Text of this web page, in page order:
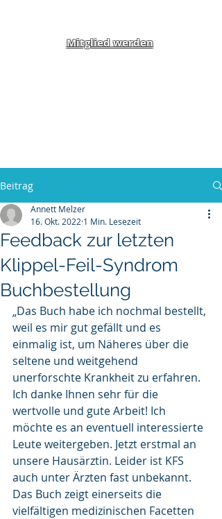
Mitglied werden
Beitrag
Feedback zur letzten
Klippel-Feil-Syndrom
Buchbestellung
Annett Melzer
16. Okt. 2022 1 Min. Lesezeit
„Das Buch habe ich nochmal bestellt,
weil es mir gut gefällt und es
einmalig ist, um Näheres über die
seltene und weitgehend
unerforschte Krankheit zu erfahren.
Ich danke Ihnen sehr für die
wertvolle und gute Arbeit! Ich
möchte es an eventuell interessierte
Leute weitergeben. Jetzt erstmal an
unsere Hausärztin. Leider ist KFS
auch unter Ärzten fast unbekannt.
Das Buch zeigt einerseits die
vielfältigen medizinischen Facetten